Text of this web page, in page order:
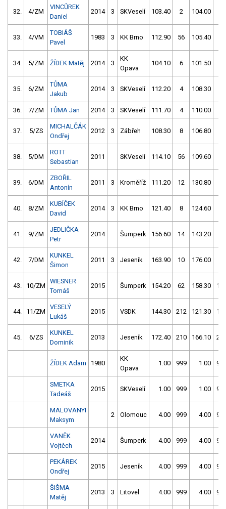
32. 4/ZM
VINCŮREK
Daniel
2014 3 SKVeselí 103.40 2 104.00
33. 4/VM
TOBIÁŠ
Pavel
1983 3 KK Brno 112.90 56 105.40
34. 5/ZM ŽÍDEK Matěj 2014 3
KK
Opava
104.10 6 101.50
35. 6/ZM
TŮMA
Jakub
2014 3 SKVeselí 112.20 4 108.30
36. 7/ZM TŮMA Jan 2014 3 SKVeselí 111.70 4 110.00
37. 5/ZS
MICHALČÁK
Ondřej
2012 3 Zábřeh 108.30 8 106.80
38. 5/DM
ROTT
Sebastian
2011 SKVeselí 114.10 56 109.60
39. 6/DM
ZBOŘIL
Antonín
2011 3 Kroměříž 111.20 12 130.80
40. 8/ZM
KUBÍČEK
David
2014 3 KK Brno 121.40 8 124.60
41. 9/ZM
JEDLIČKA
Petr
2014 Šumperk 156.60 14 143.20
42. 7/DM
KUNKEL
Šimon
2011 3 Jeseník 163.90 10 176.00
43. 10/ZM
WIESNER
Tomáš
2015 Šumperk 154.20 62 158.30
44. 11/ZM
VESELÝ
Lukáš
2015 VSDK 144.30 212 121.30
45. 6/ZS
KUNKEL
Dominik
2013 Jeseník 172.40 210 166.10
ŽÍDEK Adam 1980
KK
Opava
1.00 999 1.00
SMETKA
Tadeáš
2015 SKVeselí 1.00 999 1.00
MALOVANYI
Maksym
2 Olomouc 4.00 999 4.00
VANĚK
Vojtěch
2014 Šumperk 4.00 999 4.00
PEKÁREK
Ondřej
2015 Jeseník 4.00 999 4.00
ŠIŠMA
Matěj
2013 3 Litovel 4.00 999 4.00